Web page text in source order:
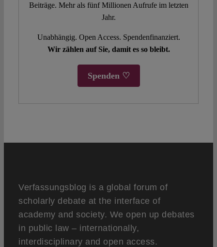
Beiträge. Mehr als fünf Millionen Aufrufe im letzten
Jahr.
Unabhängig. Open Access. Spendenfinanziert.
Wir zählen auf Sie, damit es so bleibt.
Spenden ♡
Verfassungsblog is a global forum of
scholarly debate at the interface of
academy and society. We open up debates
in public law – internationally,
interdisciplinary and open access.